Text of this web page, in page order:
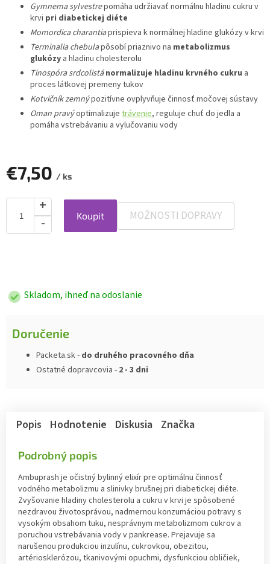
Gymnema sylvestrepomáha udržiavať normálnu hladinu cukru v
krvi pri diabetickej diéte
Momordica charantiaprispieva k normálnej hladine glukózy v krvi
Terminalia chebulapôsobí priaznivo na metabolizmus
glukózy a hladinu cholesterolu
Tinospóra srdcolistánormalizuje hladinu krvného cukru a
proces látkovej premeny tukov
Kotvičník zemnýpozitívne ovplyvňuje činnosť močovej sústavy
Oman pravýoptimalizuje trávenie, reguluje chuť do jedla a
pomáha vstrebávaniu a vylučovaniu vody
€7,50 / ks
Koupit MOŽNOSTI DOPRAVY
Skladom, ihneď na odoslanie
Doručenie
Packeta.sk - do druhého pracovného dňa
Ostatné dopravcovia - 2 - 3 dni
Popis Hodnotenie Diskusia Značka
Podrobný popis
Ambuprash je očistný bylinný elixír pre optimálnu činnosť
vodného metabolizmu a slinivky brušnej pri diabetickej diéte.
Zvyšovanie hladiny cholesterolu a cukru v krvi je spôsobené
nezdravou životosprávou, nadmernou konzumáciou potravy s
vysokým obsahom tuku, nesprávnym metabolizmom cukrov a
poruchou vstrebávania vody v pankrease. Prejavuje sa
narušenou produkciou inzulínu, cukrovkou, obezitou,
artériosklerózou, tkanivovými opuchmi, dysfunkciou obličiek,